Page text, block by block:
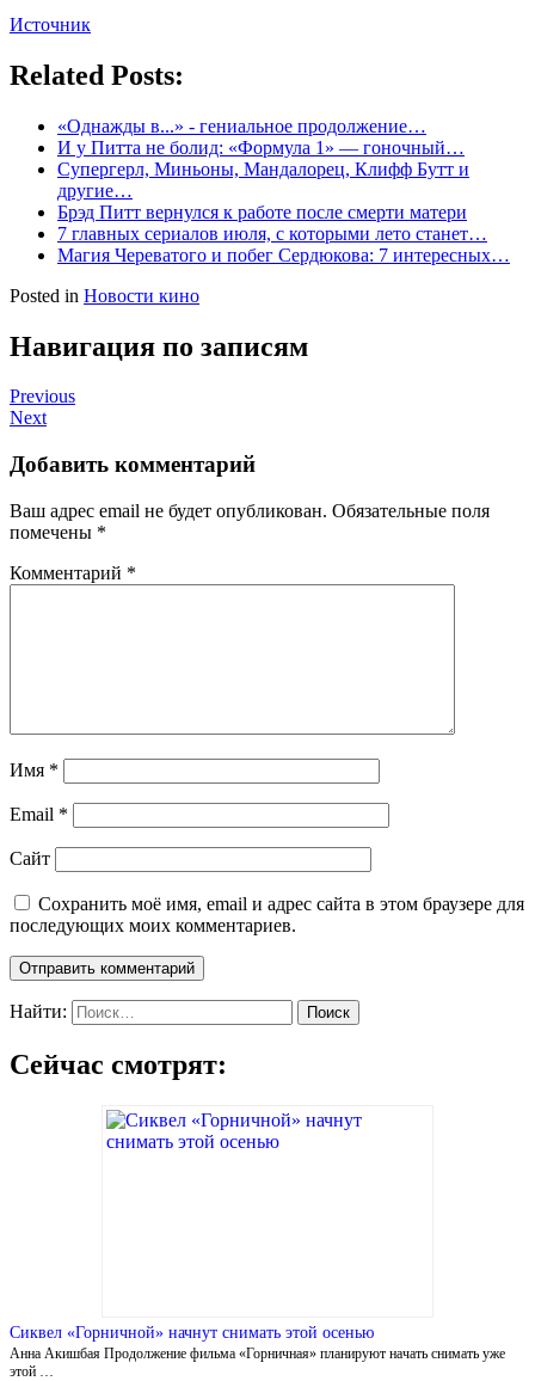
Источник
Related Posts:
«Однажды в...» - гениальное продолжение…
И у Питта не болид: «Формула 1» — гоночный…
Супергерл, Миньоны, Мандалорец, Клифф Бутт и
другие…
Брэд Питт вернулся к работе после смерти матери
7 главных сериалов июля, с которыми лето станет…
Магия Череватого и побег Сердюкова: 7 интересных…
Posted in Новости кино
Навигация по записям
Previous
Next
Добавить комментарий
Ваш адрес email не будет опубликован. Обязательные поля
помечены *
Комментарий *
Имя *
Email *
Сайт
Сохранить моё имя, email и адрес сайта в этом браузере для
последующих моих комментариев.
Найти:
Сейчас смотрят:
Сиквел «Горничной» начнут снимать этой осенью
Анна Акишбая Продолжение фильма «Горничная» планируют начать снимать уже
этой …